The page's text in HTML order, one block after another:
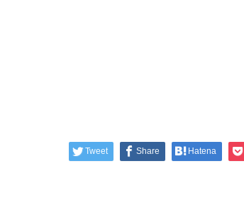
Tweet Share Hatena